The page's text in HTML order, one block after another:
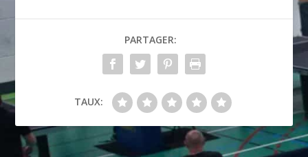
PARTAGER:
TAUX: